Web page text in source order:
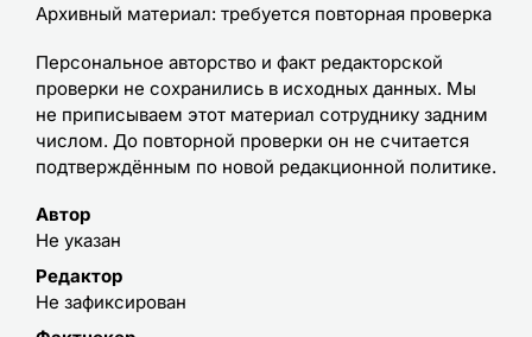
Архивный материал: требуется повторная проверка
Персональное авторство и факт редакторской
проверки не сохранились в исходных данных. Мы
не приписываем этот материал сотруднику задним
числом. До повторной проверки он не считается
подтверждённым по новой редакционной политике.
Автор
Не указан
Редактор
Не зафиксирован